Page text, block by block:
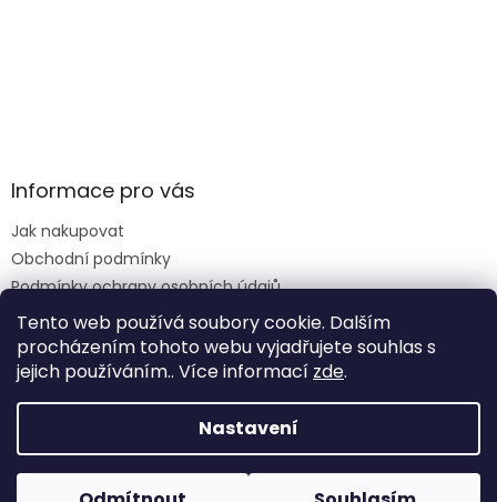
Tento web používá soubory cookie. Dalším
procházením tohoto webu vyjadřujete souhlas s
jejich používáním.. Více informací zde.
Nastavení
Informace pro vás
Jak nakupovat
Obchodní podmínky
Podmínky ochrany osobních údajů
Reklamace formulář
Copyright 2026Krmiva Vimperk. Všechna práva